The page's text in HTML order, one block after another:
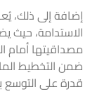
إضافة إلى ذلك،
الاستدامة، حيث
مصداقيتها أمام
ضمن التخطيط
قدرة على التوسع